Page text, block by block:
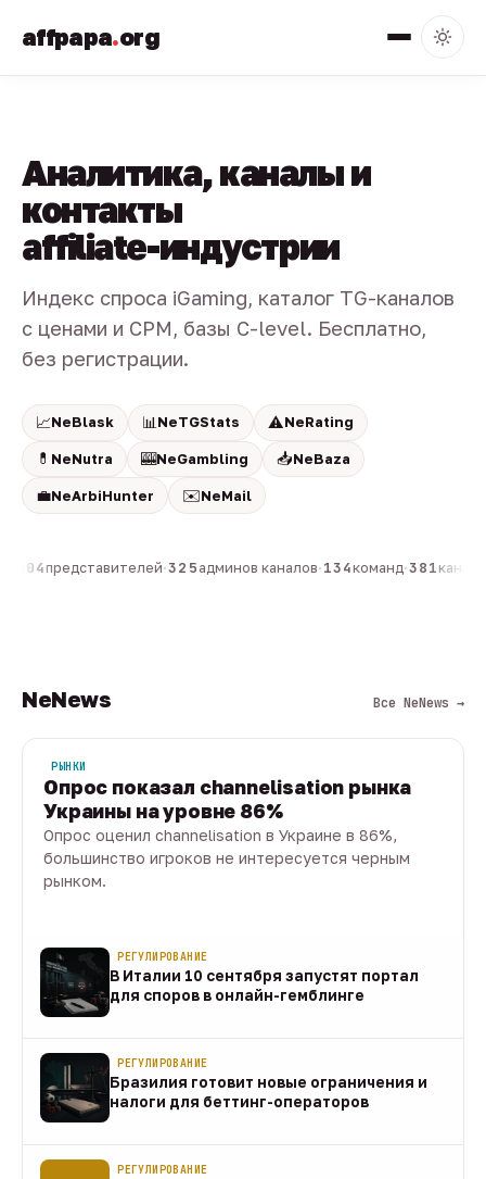
affpapa.org
Аналитика, каналы и
контакты
affiliate-индустрии
Индекс спроса iGaming, каталог TG-каналов
с ценами и CPM, базы C-level. Бесплатно,
без регистрации.
📈NeBlask 📊 NeTGStats ⚠️NeRating
💊 NeNutra 🎰NeGambling 📥NeBaza
💼NeArbiHunter ✉️NeMail
804представителей·325 админов каналов·134команд·381
NeNews Все NeNews →
РЫНКИ
Опрос показал channelisation рынка
Украины на уровне 86%
Опрос оценил channelisation в Украине в 86%,
большинство игроков не интересуется черным
рынком.
РЕГУЛИРОВАНИЕ
В Италии 10 сентября запустят портал
для споров в онлайн-гемблинге
РЕГУЛИРОВАНИЕ
Бразилия готовит новые ограничения и
налоги для беттинг-операторов
РЕГУЛИРОВАНИЕ